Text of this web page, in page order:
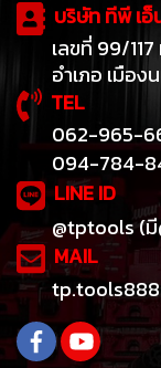
บริษัท ทีพี เอ็
เลขที่ 99/
อำเภอ เมืองน
TEL
062-965-
094-784-
LINE ID
@tptools (มี
MAIL